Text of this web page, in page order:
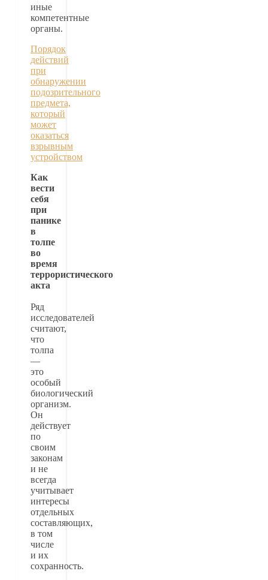
иные
компетентные
органы.
Порядок
действий
при
обнаружении
подозрительного
предмета,
который
может
оказаться
взрывным
устройством
Как
вести
себя
при
панике
в
толпе
во
время
террористического
акта
Ряд
исследователей
считают,
что
толпа
—
это
особый
биологический
организм.
Он
действует
по
своим
законам
и не
всегда
учитывает
интересы
отдельных
составляющих,
в том
числе
и их
сохранность.